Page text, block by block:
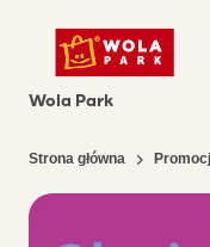
Wola Park
Strona główna